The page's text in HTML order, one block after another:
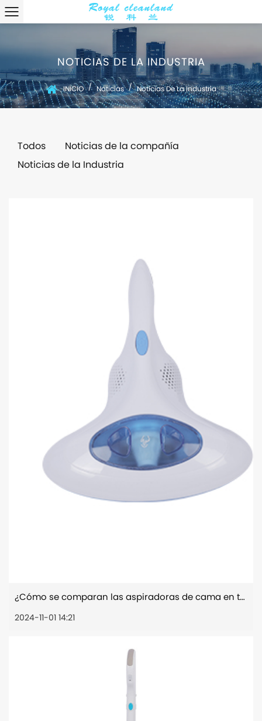
NOTICIAS DE LA INDUSTRIA
INICIO / Noticias / Noticias De La Industria
Todos
Noticias de la compañía
Noticias de la Industria
¿Cómo se comparan las aspiradoras de cama en términos de nivel de ruido con las aspiradoras normales?
2024-11-01 14:21